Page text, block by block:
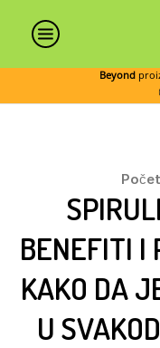
Beyond
BENEFITI I
KAKO DA
U